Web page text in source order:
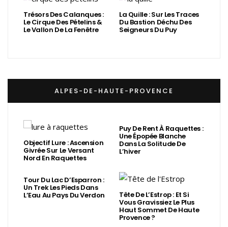
Trésors Des Calanques :
Le Cirque Des Pételins &
Le Vallon De La Fenêtre
La Quille : Sur Les Traces
Du Bastion Déchu Des
Seigneurs Du Puy
ALPES-DE-HAUTE-PROVENCE
Objectif Lure : Ascension
Givrée Sur Le Versant
Nord En Raquettes
Puy De Rent À Raquettes :
Une Épopée Blanche
Dans La Solitude De
L’hiver
Tour Du Lac D’Esparron :
Un Trek Les Pieds Dans
L’Eau Au Pays Du Verdon Tête De L’Estrop : Et Si
Vous Gravissiez Le Plus
Haut Sommet De Haute
Provence ?